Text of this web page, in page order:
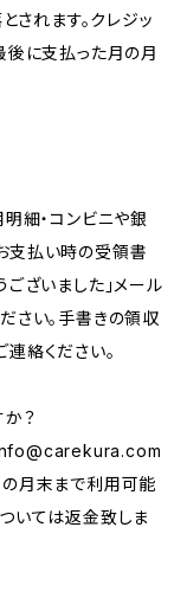
れます。クレジッ
後に支払った月の月
明細・コンビニや銀
支払い時の受領書
ございました」メール
さい。手書きの領収
絡ください。
？
の月末まで利用可能
いては返金致しま